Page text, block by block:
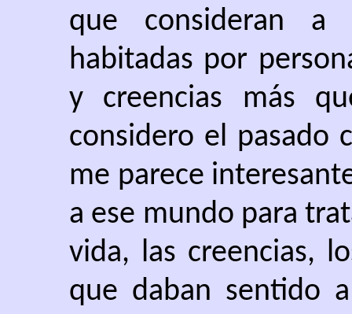
que consideran a
habitadas por
y creencias más
considero el pasado
me parece
a ese mundo para
vida, las creencias,
que daban sentido